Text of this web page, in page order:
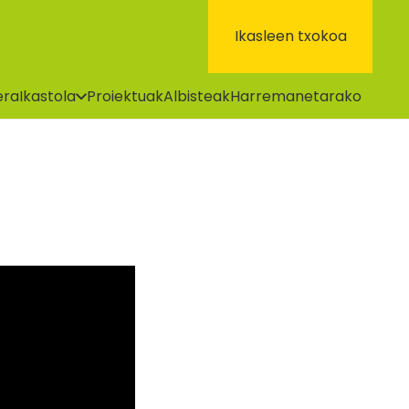
Ikasleen txokoa
Ikastola ProiektuakAlbisteakHarremanetarako